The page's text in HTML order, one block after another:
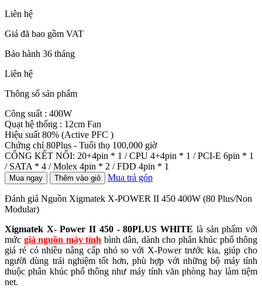
Liên hệ
Giá đã bao gồm VAT
Bảo hành 36 tháng
Liên hệ
Thông số sản phẩm
Công suất : 400W
Quạt hệ thống : 12cm Fan
Hiệu suất 80% (Active PFC )
Chứng chỉ 80Plus - Tuổi thọ 100,000 giờ
CỔNG KẾT NỐI: 20+4pin * 1 / CPU 4+4pin * 1 / PCI-E 6pin * 1
/ SATA * 4 / Molex 4pin * 2 / FDD 4pin * 1
Mua ngay Thêm vào giỏ Mua trả góp
Đánh giá Nguồn Xigmatek X-POWER II 450 400W (80 Plus/Non
Modular)
Xigmatek X- Power II 450 - 80PLUS WHITE là sản phẩm với
mức giá nguồn máy tính bình dân, dành cho phân khúc phổ thông
giá rẻ có nhiều nâng cấp nhỏ so với X-Power trước kia, giúp cho
người dùng trải nghiệm tốt hơn, phù hợp với những bộ máy tính
thuộc phân khúc phổ thông như máy tính văn phòng hay làm tiệm
net.